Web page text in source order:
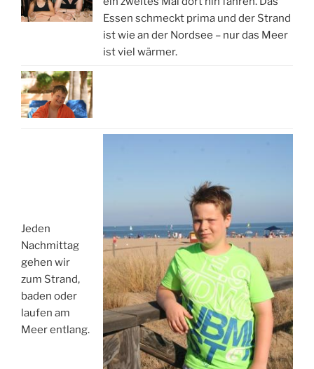
Essen schmeckt prima und der Strand
ist wie an der Nordsee – nur das Meer
ist viel wärmer.
Jeden
Nachmittag
gehen wir
zum Strand,
baden oder
laufen am
Meer entlang.